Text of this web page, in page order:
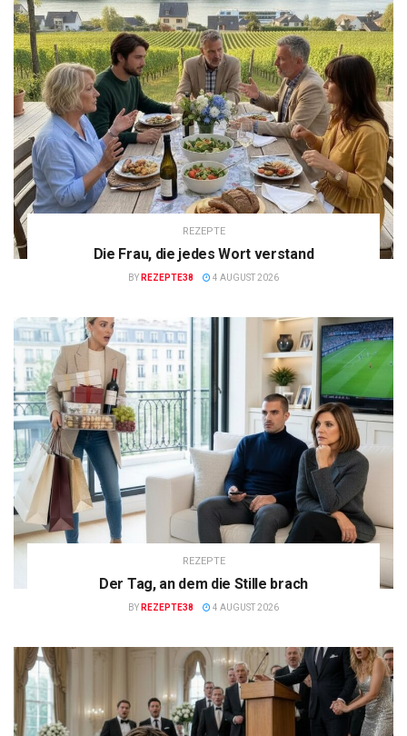
REZEPTE
Die Frau, die jedes Wort verstand
BY REZEPTE38 4 AUGUST 2026
REZEPTE
Der Tag, an dem die Stille brach
BY REZEPTE38 4 AUGUST 2026